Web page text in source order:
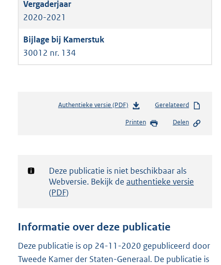
2020-2021
30012 nr. 134
Authentieke versie (PDF)b
s
d
g
t
e
:
Gerelateerd
Printen Delen
Notificatie:
Deze publicatie is niet beschikbaar als
Webversie. Bekijk de authentieke versie
(PDF)
Informatie over deze publicatie
Deze publicatie is op 24-11-2020 gepubliceerd door
Tweede Kamer der Staten-Generaal. De publicatie is